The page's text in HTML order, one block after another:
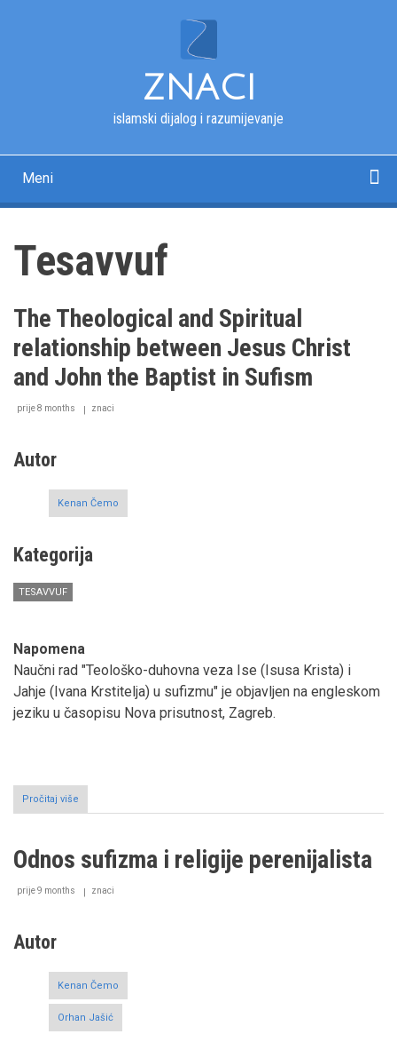
ZNACI
islamski dijalog i razumijevanje
Main
navigation
Meni
Tesavvuf
The Theological and Spiritual
relationship between Jesus Christ
and John the Baptist in Sufism
prije 8 months znaci
Autor
Kenan Čemo
Kategorija
TESAVVUF
Napomena
Naučni rad "Teološko-duhovna veza Ise (Isusa Krista) i
Jahje (Ivana Krstitelja) u sufizmu" je objavljen na engleskom
jeziku u časopisu Nova prisutnost, Zagreb.
Pročitaj više
The
Spiritual
between
Baptist
Sufism
Odnos sufizma i religije perenijalista
prije 9 months znaci
Autor
Kenan Čemo
Orhan Jašić